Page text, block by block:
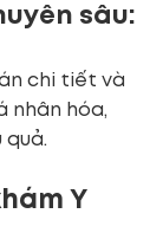
sâu:
chi tiết và
nhân hóa,
quả.
Y